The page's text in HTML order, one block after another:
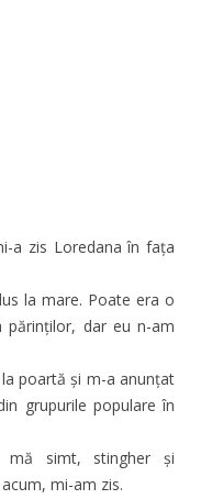
a zis Loredana în fața
la mare. Poate era o
părinților, dar eu n-am
poartă și m-a anunțat
grupurile populare în
simt, stingher și
mi-am zis.